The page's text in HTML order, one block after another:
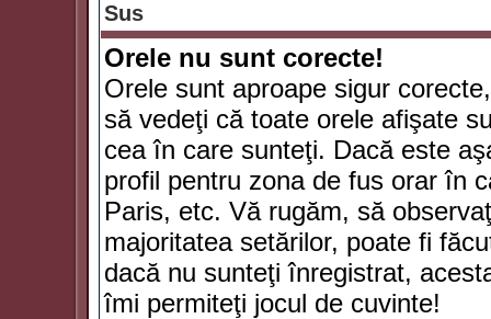
Sus
Orele nu sunt corecte!
Orele sunt aproape sigur
să vedeţi că toate orele afişate
cea în care sunteţi. Dacă este
profil pentru zona de fus orar în
Paris, etc. Vă rugăm, să
majoritatea setărilor, poate fi
dacă nu sunteţi înregistrat,
îmi permiteţi jocul de cuvinte!